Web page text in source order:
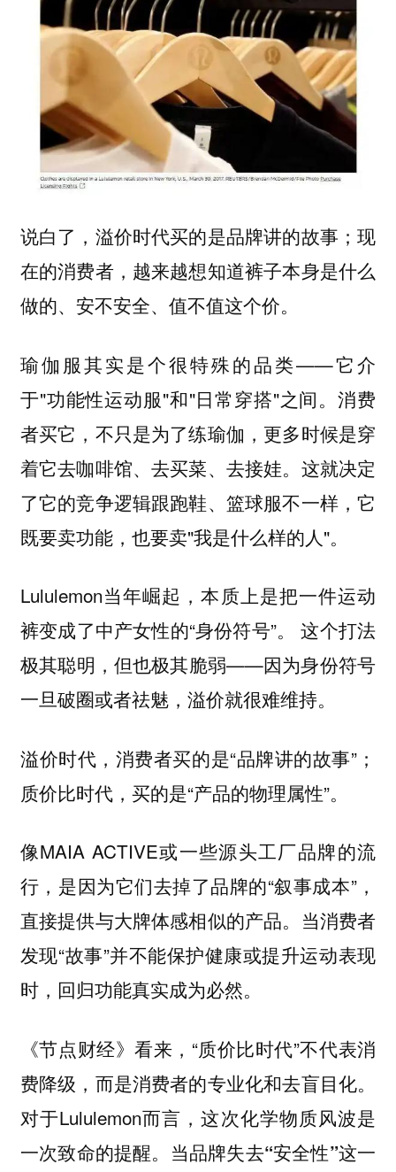
说白了，溢价时代买的是品牌讲的故事；现
在的消费者，越来越想知道裤子本身是什么
做的、安不安全、值不值这个价。
瑜伽服其实是个很特殊的品类——它介
于"功能性运动服"和"日常穿搭"之间。消费
者买它，不只是为了练瑜伽，更多时候是穿
着它去咖啡馆、去买菜、去接娃。这就决定
了它的竞争逻辑跟跑鞋、篮球服不一样，它
既要卖功能，也要卖"我是什么样的人"。
Lululemon当年崛起，本质上是把一件运动
裤变成了中产女性的“身份符号”。 这个打法
极其聪明，但也极其脆弱——因为身份符号
一旦破圈或者祛魅，溢价就很难维持。
溢价时代，消费者买的是“品牌讲的故事”；
质价比时代，买的是“产品的物理属性”。
像MAIA ACTIVE或一些源头工厂品牌的流
行，是因为它们去掉了品牌的“叙事成本”，
直接提供与大牌体感相似的产品。当消费者
发现“故事”并不能保护健康或提升运动表现
时，回归功能真实成为必然。
《节点财经》看来，“质价比时代”不代表消
费降级，而是消费者的专业化和去盲目化。
对于Lululemon而言，这次化学物质风波是
一次致命的提醒。当品牌失去“安全性”这一